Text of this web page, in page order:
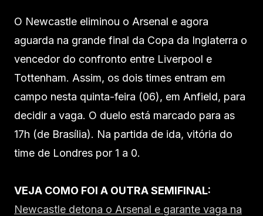
O Newcastle eliminou o Arsenal e agora
aguarda na grande final da Copa da Inglaterra o
vencedor do confronto entre Liverpool e
Tottenham. Assim, os dois times entram em
campo nesta quinta-feira (06), em Anfield, para
decidir a vaga. O duelo está marcado para as
17h (de Brasília). Na partida de ida, vitória do
time de Londres por 1 a 0.
VEJA COMO FOI A OUTRA SEMIFINAL:
Newcastle detona o Arsenal e garante vaga na